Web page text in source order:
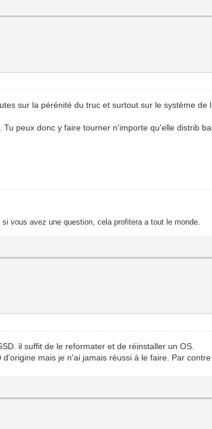
sur la pérénité du truc et surtout sur le système
peux donc y faire tourner n'importe qu'elle distrib
vous avez une question, cela profitera a tout le monde.
il suffit de le reformater et de réinstaller un OS.
mais je n'ai jamais réussi à le faire. Par